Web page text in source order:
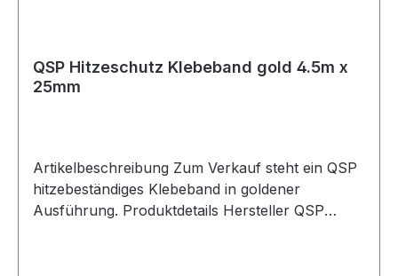
QSP Hitzeschutz Klebeband gold 4.5m x
25mm
Artikelbeschreibung Zum Verkauf steht ein QSP
hitzebeständiges Klebeband in goldener
Ausführung. Produktdetails Hersteller QSP